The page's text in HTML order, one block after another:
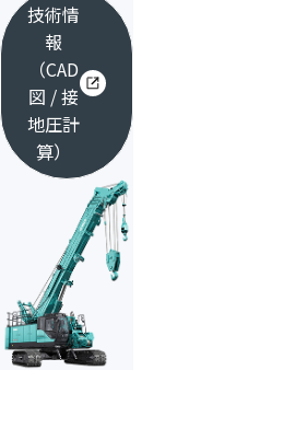
技術情
報
（CAD
図 / 接
地圧計
算）